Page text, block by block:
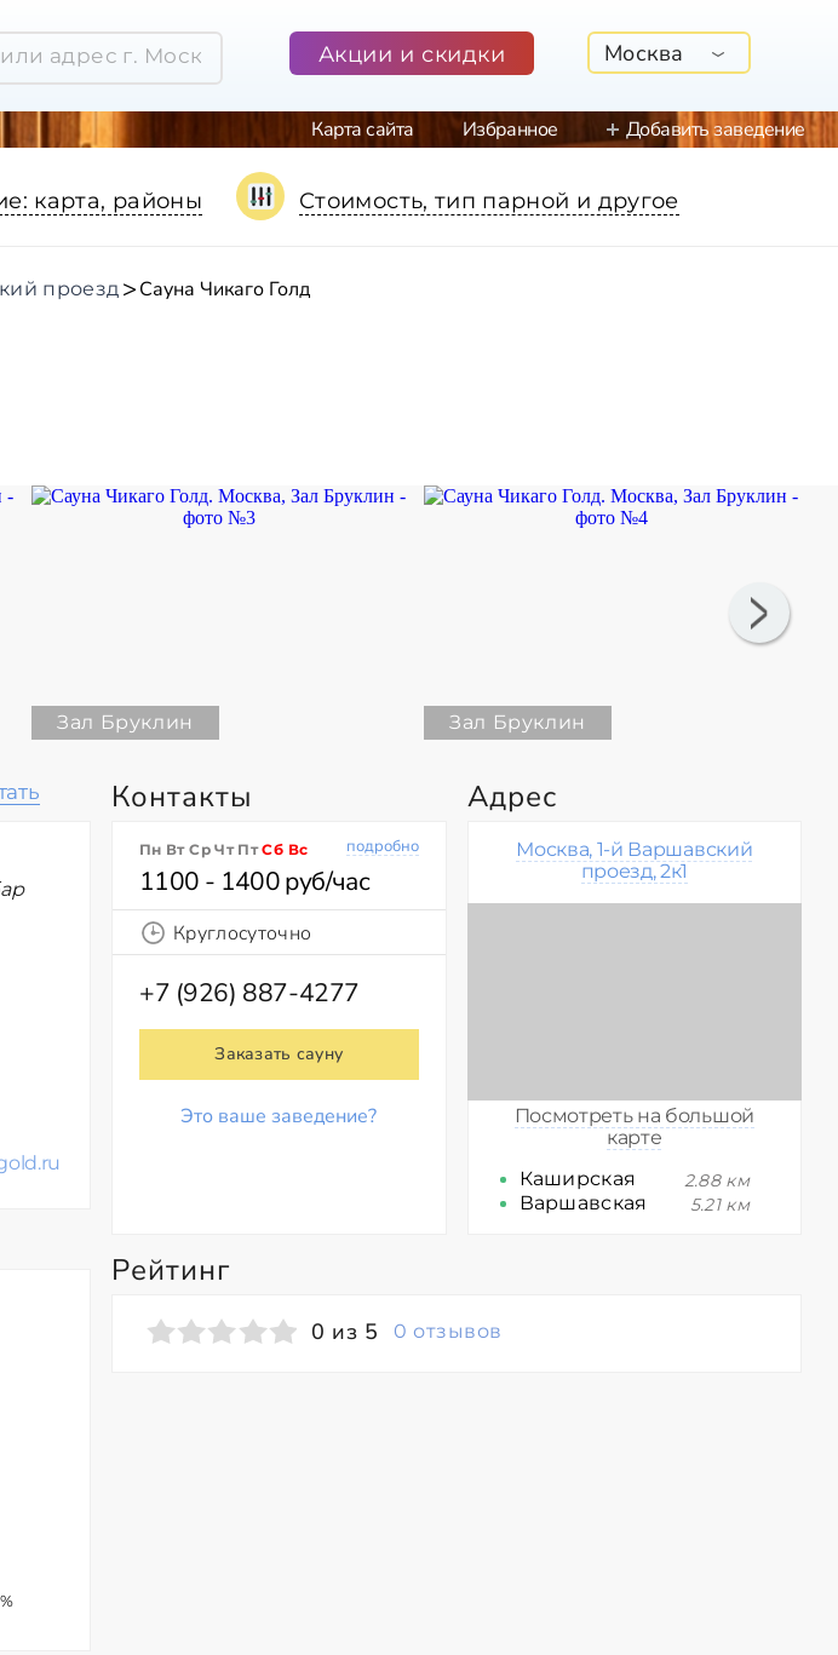
Акции и скидки Москва
Карта сайта Избранное Добавить заведение
карта, районы Стоимость, тип парной и другое
проезд Сауна Чикаго Голд
Зал Бруклин Зал Бруклин
Контакты
подробно
Пн Вт Ср Чт ПтСб Вс
1100 - 1400 руб/час
Круглосуточно
+7 (926) 887-4277
Заказать сауну
Это ваше заведение?
Адрес
Москва, 1-й Варшавский
проезд, 2к1
Посмотреть на большой
карте
Каширская
2.88 км
Варшавская 5.21 км
Рейтинг
0 из 5 0 отзывов